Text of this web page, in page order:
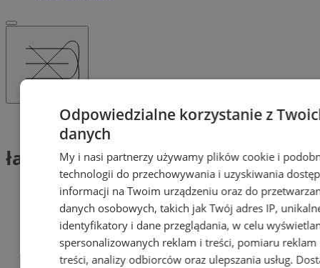
Tag: łazik
łazik (1)
Odpowiedzialne korzystanie z
danych
My i nasi partnerzy używamy plików cookie i
technologii do przechowywania i uzyskiwania
informacji na Twoim urządzeniu oraz do
danych osobowych, takich jak Twój adres IP,
identyfikatory i dane przeglądania, w celu
spersonalizowanych reklam i treści, pomiaru reklam
treści, analizy odbiorców oraz ulepszania usług.